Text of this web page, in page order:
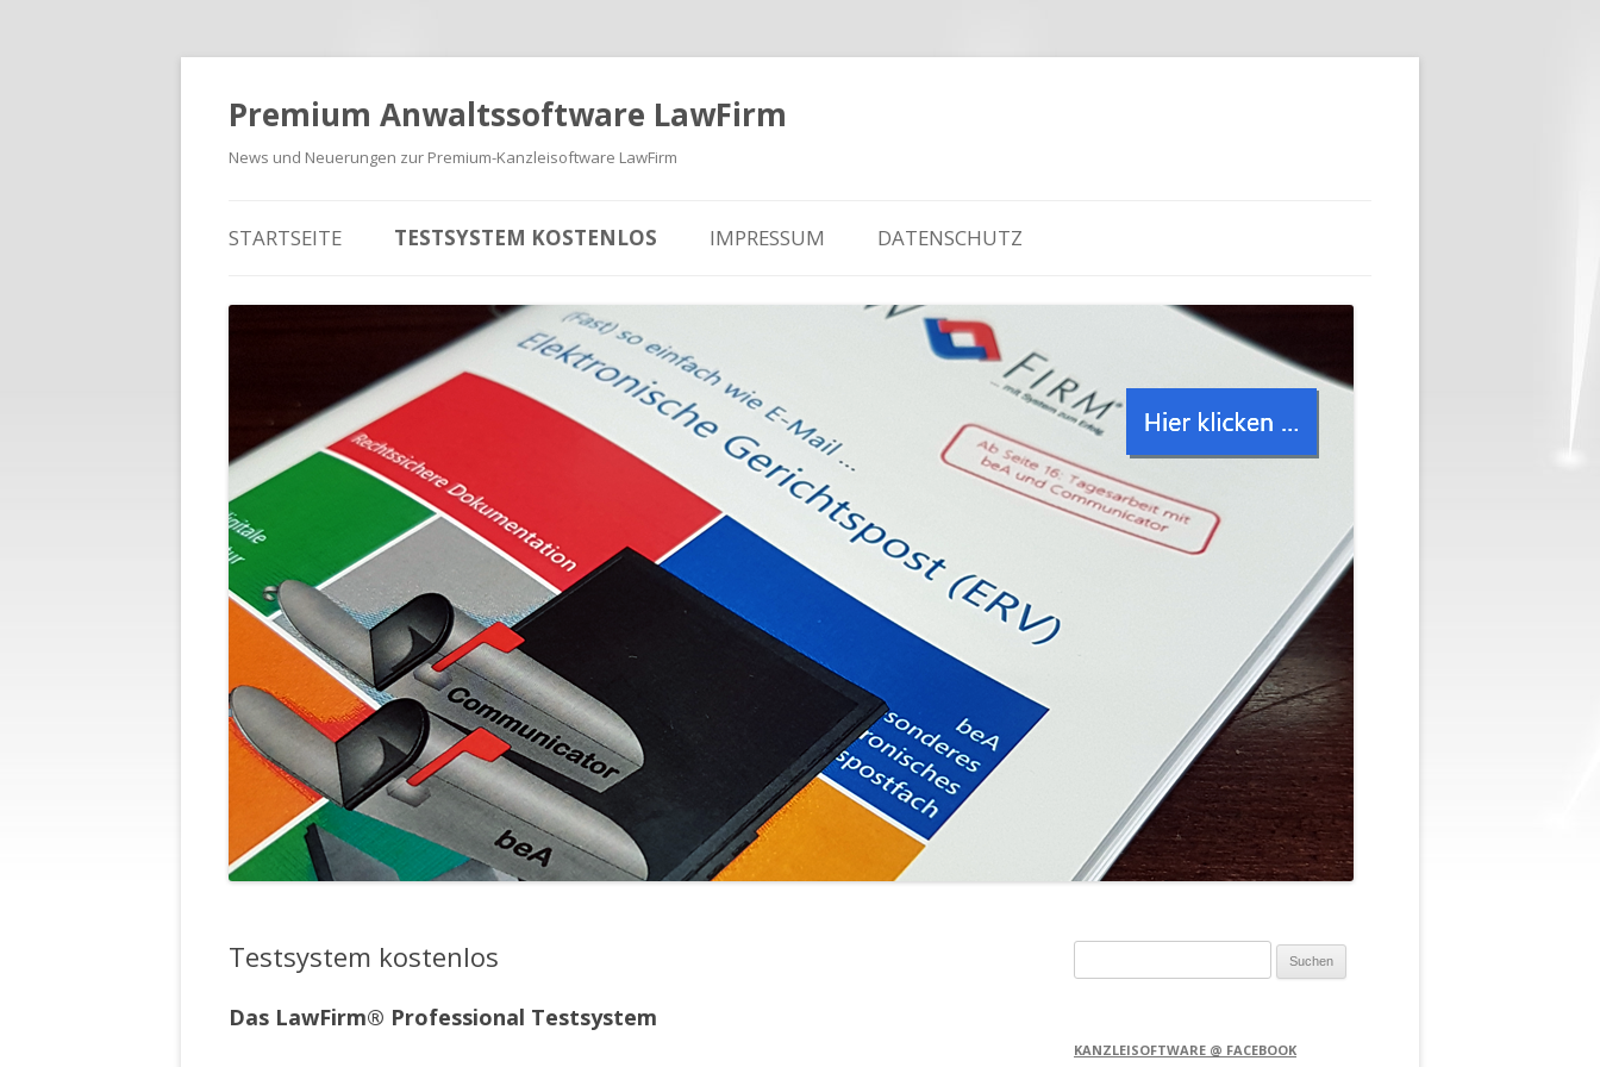
Premium Anwaltssoftware LawFirm
News und Neuerungen zur Premium-Kanzleisoftware LawFirm
STARTSEITE TESTSYSTEM KOSTENLOS IMPRESSUM DATENSCHUTZ
Testsystem kostenlos
Das LawFirm® Professional Testsystem
nach:
KANZLEISOFTWARE @ FACEBOOK